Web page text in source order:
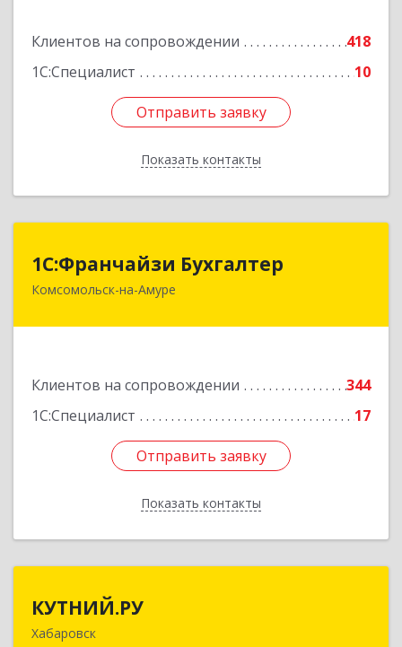
Клиентов на сопровождении
418
1С:Специалист
10
Отправить заявку
Показать контакты
Отправить заявку
Назад
1С:Франчайзи Бухгалтер
Комсомольск-на-Амуре
Клиентов на сопровождении
344
1С:Специалист
17
Отправить заявку
Показать контакты
1С:Франчайзи Бухгалтер
681000, Хабаровский край, Комсомольск-на-
Подробнее
Отправить заявку
Назад
КУТНИЙ.РУ
Хабаровск680007, Хабаровский край, Хабаровск г,